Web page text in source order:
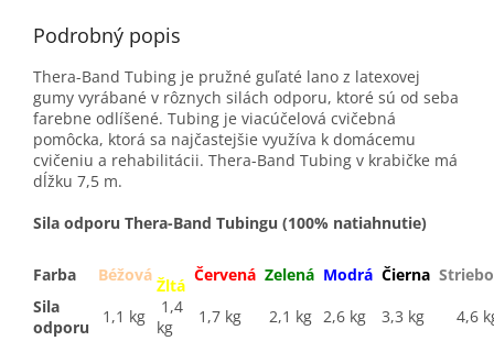
Podrobný popis
Thera-Band Tubing je pružné guľaté lano z latexovej
gumy vyrábané v rôznych silách odporu, ktoré sú od seba
farebne odlíšené. Tubing je viacúčelová cvičebná
pomôcka, ktorá sa najčastejšie využíva k domácemu
cvičeniu a rehabilitácii. Thera-Band Tubing v krabičke má
dĺžku 7,5 m.
Sila odporu Thera-Band Tubingu (100% natiahnutie)
Farba Béžová
Žltá
Červená Zelená Modrá Čierna
Sila
odporu
1,1 kg
1,4
kg
1,7 kg 2,1 kg 2,6 kg 3,3 kg 4,6